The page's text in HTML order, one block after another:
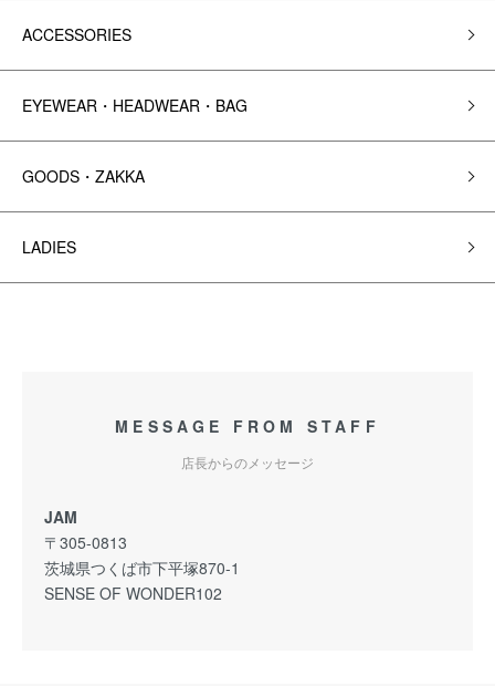
ACCESSORIES
EYEWEAR・HEADWEAR・BAG
GOODS・ZAKKA
LADIES
MESSAGE FROM STAFF
店長からのメッセージ
JAM
〒305-0813
茨城県つくば市下平塚870-1
SENSE OF WONDER102